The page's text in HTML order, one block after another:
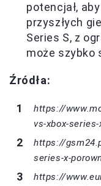
potencjał,
przyszłych
Series S, z
może szybko
Źródła:
https://
vs-xbox-
https://
series-x-
https://